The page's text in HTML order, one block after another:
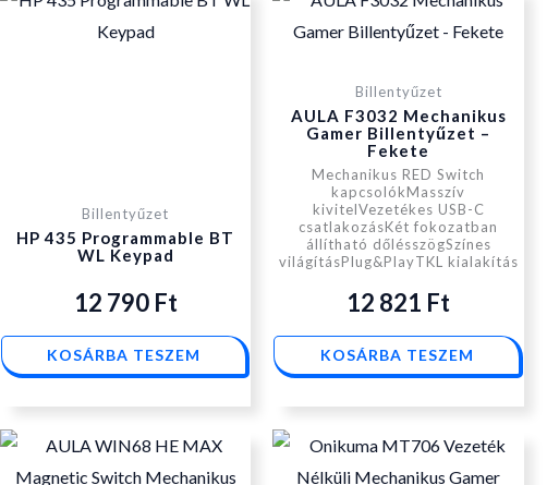
Billentyűzet
HP 435 Programmable BT
WL Keypad
12 790 Ft
KOSÁRBA TESZEM
Billentyűzet
AULA F3032 Mechanikus
Gamer Billentyűzet –
Fekete
Mechanikus RED Switch
kapcsolókMasszív
kivitelVezetékes USB-C
csatlakozásKét fokozatban
állítható dőlésszögSzínes
világításPlug&PlayTKL kialakítás
12 821 Ft
KOSÁRBA TESZEM